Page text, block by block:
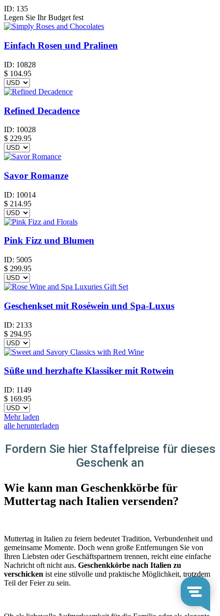
ID: 135
Legen Sie Ihr Budget fest
Einfach Rosen und Pralinen
ID: 10828
$ 104.95
Refined Decadence
ID: 10028
$ 229.95
Savor Romanze
ID: 10014
$ 214.95
Pink Fizz und Blumen
ID: 5005
$ 299.95
Geschenkset mit Roséwein und Spa-Luxus
ID: 2133
$ 294.95
Süße und herzhafte Klassiker mit Rotwein
ID: 1149
$ 169.95
Mehr laden
alle herunterladen
Fordern Sie hier Staffelpreise für dieses
Geschenk an
Wie kann man Geschenkkörbe für
Muttertag nach Italien versenden?
Muttertag in Italien zu feiern bedeutet Tradition, Verbundenheit und
gemeinsame Momente. Doch wenn große Entfernungen Sie von
Ihren Liebsten oder Geschäftspartnern trennen, reicht eine einfache
Nachricht oft nicht aus. Geschenkkörbe nach Italien zu
verschicken ist eine stilvolle und praktische Möglichkeit, trotzdem
Teil der Feier zu sein.